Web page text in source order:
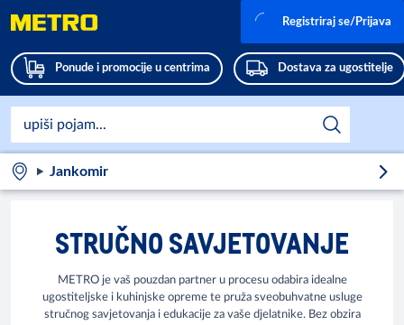
Ponude i promocije u centrima Dostava za ugostitelje
Registriraj se/Prijava
Jankomir
STRUČNO SAVJETOVANJE
METRO je vaš pouzdan partner u procesu odabira idealne
ugostiteljske i kuhinjske opreme te pruža sveobuhvatne usluge
stručnog savjetovanja i edukacije za vaše djelatnike. Bez obzira